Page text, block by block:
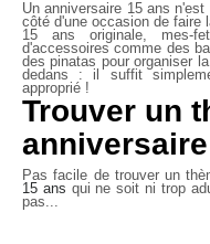
Un anniversaire 15 ans
côté d'une occasion de faire
15 ans originale, mes-
d'accessoires comme des
des pinatas pour organiser
dedans : il suffit
approprié !
Trouver un
Pas facile de trouver un
15 ans qui ne soit ni trop
pas...